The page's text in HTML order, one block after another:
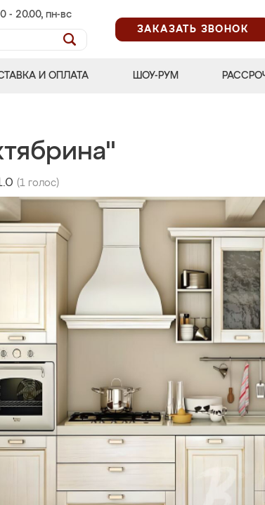
- 20.00, пн-вс
ЗАКАЗАТЬ ЗВОНОК
И ОПЛАТА ШОУ-РУМ
(1 голос)